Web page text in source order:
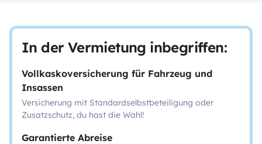
In der Vermietung inbegriffen:
Vollkaskoversicherung für Fahrzeug und
Insassen
Versicherung mit Standardselbstbeteiligung oder
Zusatzschutz, du hast die Wahl!
Garantierte Abreise